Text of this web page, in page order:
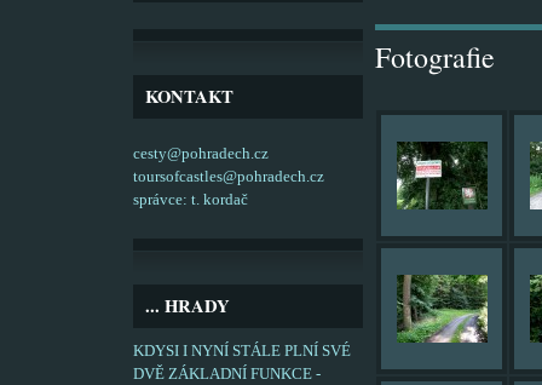
KONTAKT
cesty@pohradech.cz
toursofcastles@pohradech.cz
správce: t. kordač
... HRADY
KDYSI I NYNÍ STÁLE PLNÍ SVÉ
DVĚ ZÁKLADNÍ FUNKCE -
Fotografie